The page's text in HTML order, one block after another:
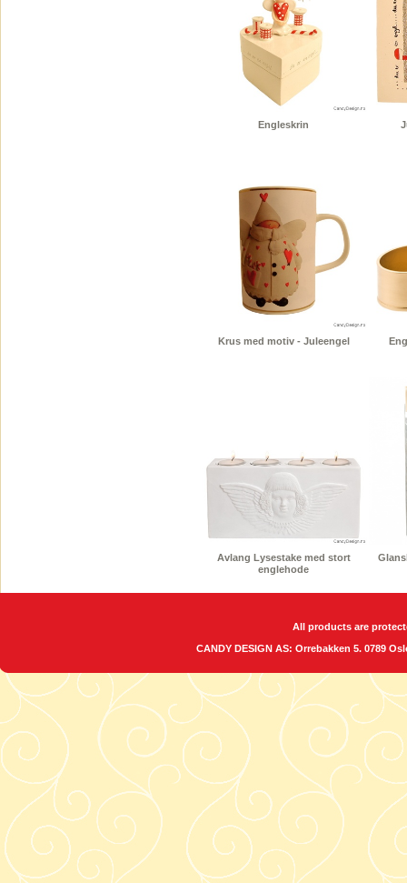
Engleskrin
Krus med motiv - Juleengel
Avlang Lysestake med stort
englehode
All products are
CANDY DESIGN AS: Orrebakken 5. 0789